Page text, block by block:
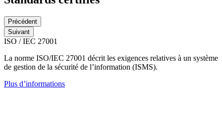
Précédent
Suivant
ISO / IEC 27001
La norme ISO/IEC 27001 décrit les exigences relatives à un système
de gestion de la sécurité de l’information (ISMS).
Plus d’informations